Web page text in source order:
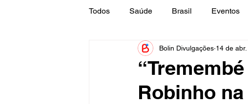
Todos Saúde Brasil Eventos
Informe Publicitário Judiciário
Tecnologia
Robinho
Bolin Divulgações 14 de abr.